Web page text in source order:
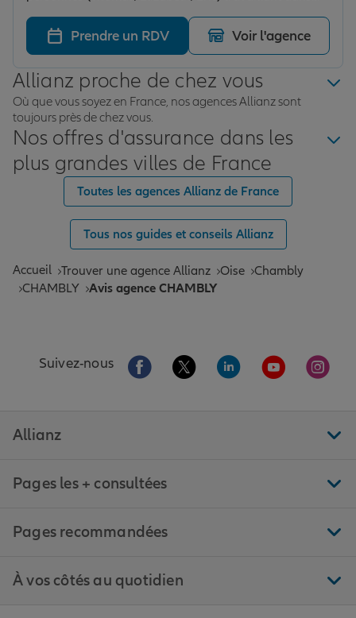
cette agence.
Prendre un RDV Voir l'agence
Allianz proche de chez vous
Où que vous soyez en France, nos agences Allianz sont
toujours près de chez vous.
Nos offres d'assurance dans les
plus grandes villes de France
Toutes les agences Allianz de France
Tous nos guides et conseils Allianz
Accueil Trouver une agence Allianz Oise Chambly
CHAMBLY Avis agence CHAMBLY
Suivez-nous Aller sur la page Facebook de Allianz
Aller sur la page Twitter de
Aller sur la page
Aller sur la
Aller
Allianz
Pages les + consultées
Pages recommandées
À vos côtés au quotidien